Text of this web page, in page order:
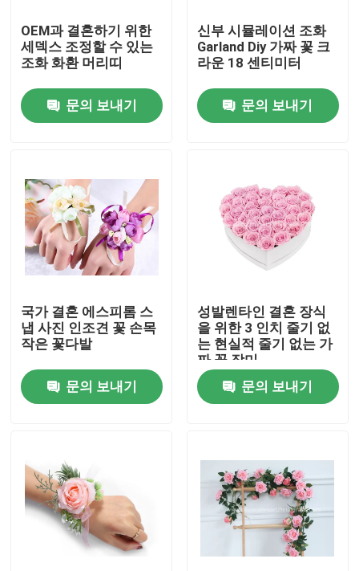
회사 소개
공장 견학
품질 관리
케이스
조회를 요청하다
OEM과 결혼하기 위한
세덱스 조정할 수 있는
조화 화환 머리띠
문의 보내기
신부 시뮬레이션 조화
Garland Diy 가짜 꽃 크
라운 18 센티미터
문의 보내기
국가 결혼 에스피롬 스
냅 사진 인조견 꽃 손목
작은 꽃다발
문의 보내기
성발렌타인 결혼 장식
을 위한 3 인치 줄기 없
는 현실적 줄기 없는 가
짜 꽃 장미
문의 보내기